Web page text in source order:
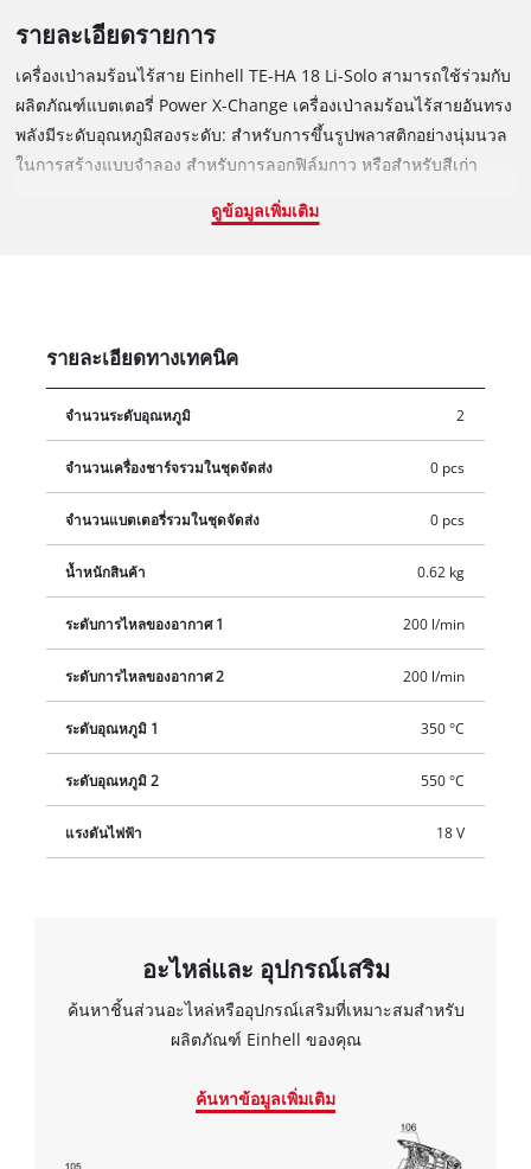
เราต้องการความยินยอมจากคุณใน
การโหลดบริการ Google Maps!
รายละเอียดรายการ
เครื่องเป่าลมร้อนไร้สาย Einhell TE-HA 18 Li-Solo สามารถใช้ร่วมกับ
ผลิตภัณฑ์แบตเตอรี่ Power X-Change เครื่องเป่าลมร้อนไร้สายอันทรง
พลังมีระดับอุณหภูมิสองระดับ: สำหรับการขึ้นรูปพลาสติกอย่างนุ่มนวล
ในการสร้างแบบจำลอง สำหรับการลอกฟิล์มกาว หรือสำหรับสีเก่า
คราบกาว และชั้นสี สามารถดูระดับอุณหภูมิที่เลือกได้อย่างรวดเร็วบน
จอแสดงผล LED การป้องกันความร้อนสูงเกินไปช่วยให้มั่นใจได้ถึงการ
กลับได้เพื่อการทำงานและการจัดเก็บ ด้ามจับแบบนุ่มตามหลักการใช้
งานที่เหมาะสมช่วยให้จับได้มั่นคงและปลอดภัย สินค้าไม่รวมแบตเตอรี่
ดูข้อมูลเพิ่มเติม
รายละเอียดทางเทคนิค
จำนวนระดับอุณหภูมิ 2
จำนวนเครื่องชาร์จรวมในชุดจัดส่ง 0 pcs
จำนวนแบตเตอรี่รวมในชุดจัดส่ง 0 pcs
น้ำหนักสินค้า 0.62 kg
ระดับการไหลของอากาศ 1 200 l/min
ระดับการไหลของอากาศ 2 200 l/min
ระดับอุณหภูมิ 1 350 °C
ระดับอุณหภูมิ 2 550 °C
แรงดันไฟฟ้า 18 V
อะไหล่และ อุปกรณ์เสริม
ค้นหาชิ้นส่วนอะไหล่หรืออุปกรณ์เสริมที่เหมาะสมสำหรับ
ผลิตภัณฑ์ Einhell ของคุณ
ค้นหาข้อมูลเพิ่มเติม